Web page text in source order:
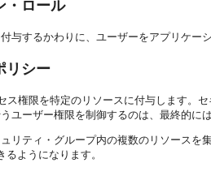
・ロール
与するかわりに、ユーザーをアプリケ
リシー
ス権限を特定のリソースに付与します。
ユーザー権限を制御するのは、最終的
リティ・グループ内の複数のリソース
ようになります。